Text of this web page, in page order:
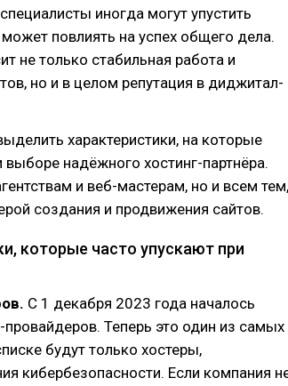
иногда могут упустить
повлиять на успех общего дела.
не только стабильная работа и
но и в целом репутация в диджитал-
характеристики, на которые
выборе надёжного хостинг-партнёра.
и веб-мастерам, но и всем тем,
создания и продвижения сайтов.
которые часто упускают при
С 1 декабря 2023 года началось
Теперь это один из самых
будут только хостеры,
кибербезопасности. Если компания